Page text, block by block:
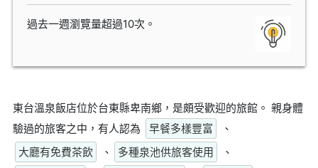
過去一週瀏覽量超過10次。
東台溫泉飯店位於台東縣卑南鄉，是頗受歡迎的旅館。 親身體
驗過的旅客之中，有人認為
早餐多樣豐富
、
大廳有免費茶飲
、 多種泉池供旅客使用
、